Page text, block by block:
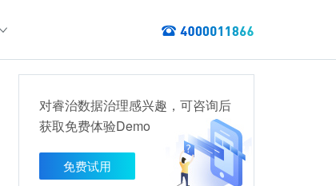
数据资产管理
目盘点数据资产，提供数据服务
对睿治数据治理感兴趣，可咨询后
获取免费体验Demo
免费试用